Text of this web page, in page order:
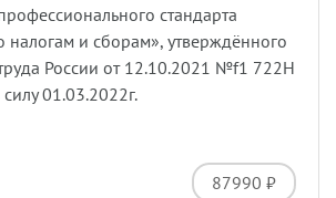
стандарта
налогам и сборам», утверждённого
России от 12.10.2021 №f1 722Н
01.03.2022г.
87990 ₽